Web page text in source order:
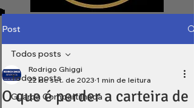
Post
Todos posts
Guarda Compartilhada
Todos posts
O que é perder a carteira de
Rodrigo Ghiggi
22 de set. de 2023 1 min de leitura